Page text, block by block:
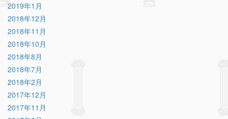
2019年1月
2018年12月
2018年11月
2018年10月
2018年8月
2018年7月
2018年2月
2017年12月
2017年11月